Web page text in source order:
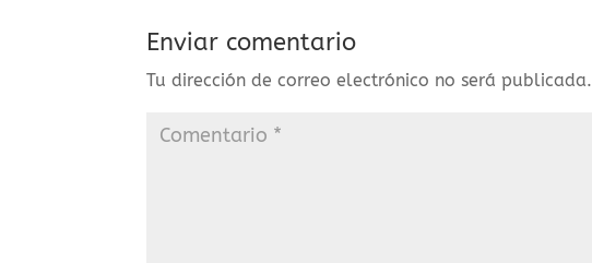
Enviar comentario
Tu dirección de correo electrónico no será publicada.